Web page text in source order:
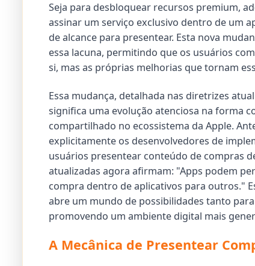
Seja para desbloquear recursos premium,
assinar um serviço exclusivo dentro de um
de alcance para presentear. Esta nova
essa lacuna, permitindo que os usuários
si, mas as próprias melhorias que tornam
Essa mudança, detalhada nas diretrizes
significa uma evolução atenciosa na forma
compartilhado no ecossistema da Apple.
explicitamente os desenvolvedores de
usuários presentear conteúdo de compras
atualizadas agora afirmam: "Apps podem
compra dentro de aplicativos para outros."
abre um mundo de possibilidades tanto
promovendo um ambiente digital mais
A Mecânica de Presentear